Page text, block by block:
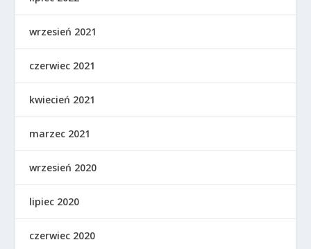
wrzesień 2021
czerwiec 2021
kwiecień 2021
marzec 2021
wrzesień 2020
lipiec 2020
czerwiec 2020